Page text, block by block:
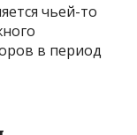
чьей-то
в период